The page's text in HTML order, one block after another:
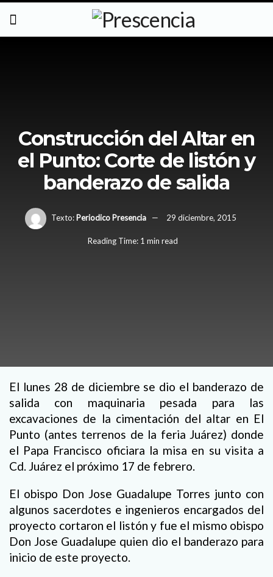
Construcción del Altar en
el Punto: Corte de listón y
banderazo de salida
Texto: Periodico Presencia 29 diciembre, 2015
Reading Time: 1 min read
El lunes 28 de diciembre se dio el banderazo de
salida con maquinaria pesada para las
excavaciones de la cimentación del altar en El
Punto (antes terrenos de la feria Juárez) donde
el Papa Francisco oficiara la misa en su visita a
Cd. Juárez el próximo 17 de febrero.
El obispo Don Jose Guadalupe Torres junto con
algunos sacerdotes e ingenieros encargados del
proyecto cortaron el listón y fue el mismo obispo
Don Jose Guadalupe quien dio el banderazo para
inicio de este proyecto.